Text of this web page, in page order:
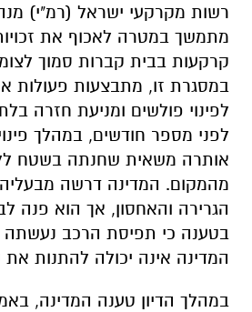
רשות מקרקעי ישראל (רמ"י)
מתמשך במטרה לאכוף את
קרקעות בבית קברות סמוך
במסגרת זו, מתבצעות פעולות
לפינוי פולשים ומניעת חזרה
לפני מספר חודשים, במהלך
אותרה משאית שחנתה בשטח
מהמקום. המדינה דרשה
הגרירה והאחסון, אך הוא פנה
בטענה כי תפיסת הרכב נעשתה
המדינה אינה יכולה להתנות
במהלך הדיון טענה המדינה,